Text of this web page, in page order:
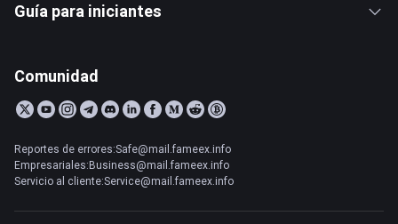
Guía para iniciantes
Comunidad
Reportes de errores:Safe@mail.fameex.info
Empresariales:Business@mail.fameex.info
Servicio al cliente:Service@mail.fameex.info